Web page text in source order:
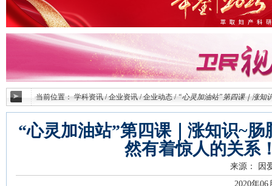
当前位置：学科资讯 / 企业资讯 / 企业动态 / “心灵加油站”第四课｜涨知
“心灵加油站”第四课｜涨知识~
然有着惊人的关系
来源： 因
2020年06